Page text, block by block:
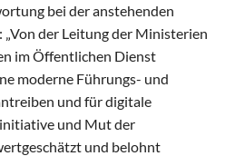
bei der anstehenden
der Leitung der Ministerien
im Öffentlichen Dienst
moderne Führungs- und
und für digitale
und Mut der
und belohnt